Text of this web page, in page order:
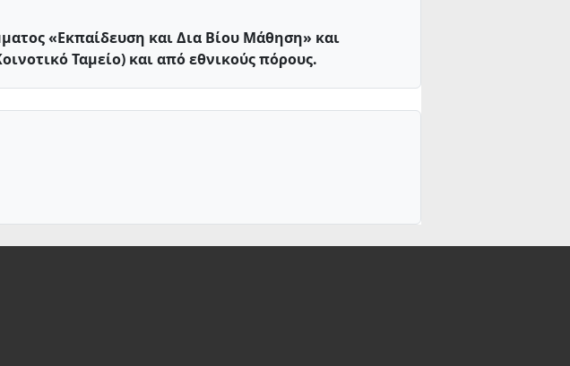
«Εκπαίδευση και Δια Βίου Μάθηση» και
Ταμείο) και από εθνικούς πόρους.